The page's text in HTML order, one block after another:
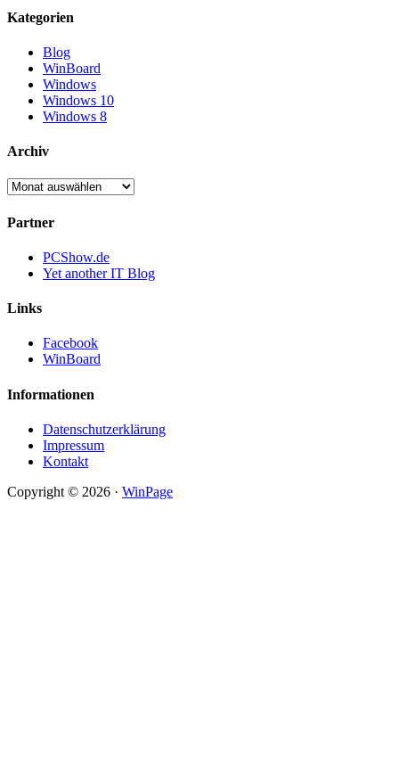
Kategorien
Blog
WinBoard
Windows
Windows 10
Windows 8
Archiv
Archiv
Partner
PCShow.de
Yet another IT Blog
Links
Facebook
WinBoard
Informationen
Datenschutzerklärung
Impressum
Kontakt
Copyright © 2026 · WinPage